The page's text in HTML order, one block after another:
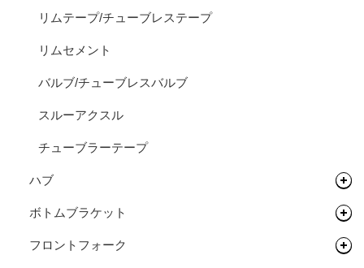
MTBタイヤ（クリンチャー）
MTBタイヤ（チューブレス/レディ）
グラベルバイク/CXタイヤ（チューブレス/レディ）
アーバンタイヤ
チューブ
シーラント
リムテープ/チューブレステープ
リムセメント
バルブ/チューブレスバルブ
スルーアクスル
チューブラーテープ
ハブ
フロントハブ
リアハブ
ボトムブラケット
ネジ切りタイプ
フロントフォーク